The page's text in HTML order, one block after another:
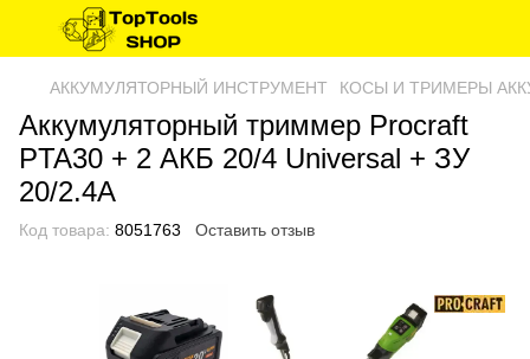
АККУМУЛЯТОРНЫЙ ИНСТРУМЕНТ КОСЫ И ТРИМЕРЫ
Аккумуляторный триммер Procraft
PTA30 + 2 АКБ 20/4 Universal + ЗУ
20/2.4А
Код товара: 8051763 Оставить отзыв